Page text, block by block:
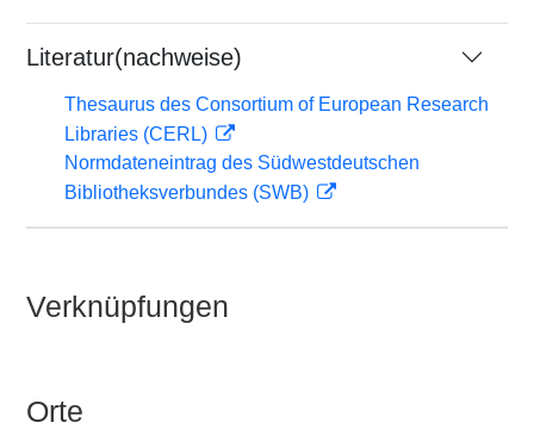
Literatur(nachweise)
Thesaurus des Consortium of European Research
Libraries (CERL)
Normdateneintrag des Südwestdeutschen
Bibliotheksverbundes (SWB)
Verknüpfungen
Orte